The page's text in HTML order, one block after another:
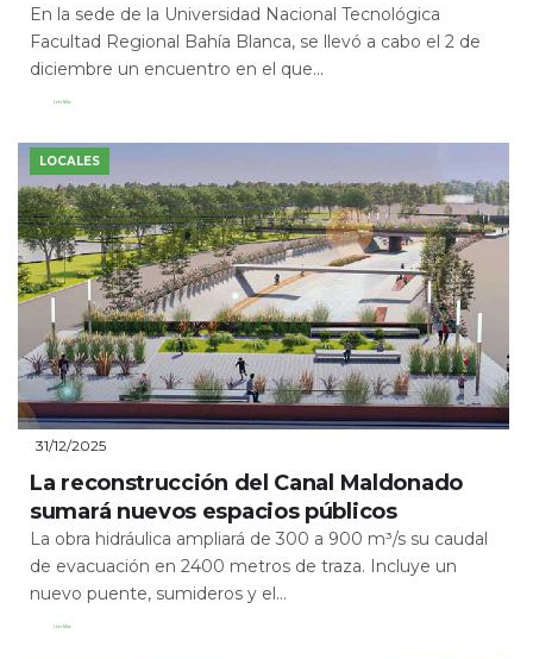
En la sede de la Universidad Nacional Tecnológica
Facultad Regional Bahía Blanca, se llevó a cabo el 2 de
diciembre un encuentro en el que...
Leer Más
LOCALES
31/12/2025
La reconstrucción del Canal Maldonado
sumará nuevos espacios públicos
La obra hidráulica ampliará de 300 a 900 m³/s su caudal
de evacuación en 2400 metros de traza. Incluye un
nuevo puente, sumideros y el...
Leer Más